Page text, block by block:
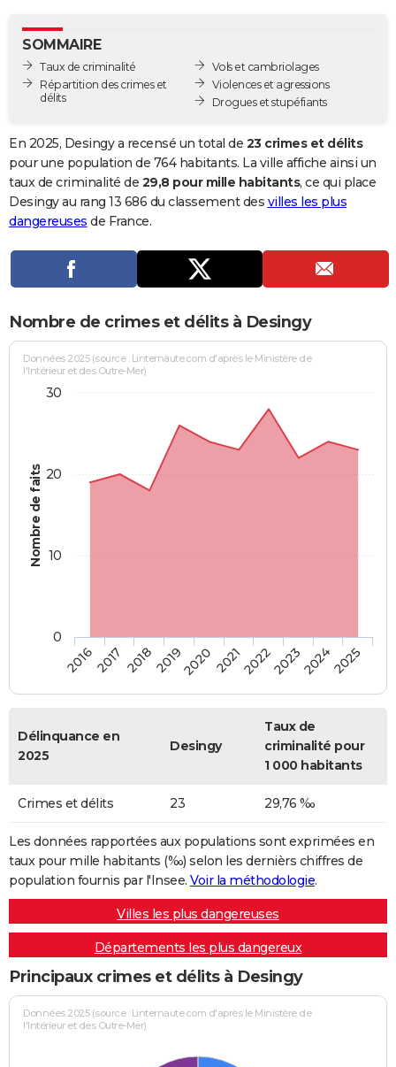
GUIDES D'ACHAT
BONS PLANS
Carte de Noël
Carte Bonne année
Carte Saint-Valentin
Carte Pâques
Carte d'anniversaire
DICTIONNAIRE
Dictionnaire
Biographies
Citations
Expressions
Proverbes
PROGRAMME TV
Se connecter
Entreprises
Service militaire
Avis de recherche
AVIS DE DÉCÈS
Bricolage
Lifestyle
Culture
Sport
Auto
Television
Voyage
Cinema
SOMMAIRE
Taux de criminalité
Répartition des crimes et
délits
Vols et cambriolages
Violences et agressions
Drogues et stupéfiants
En 2025, Desingy a recensé un total de 23 crimes et délits
pour une population de 764 habitants. La ville affiche ainsi un
taux de criminalité de 29,8 pour mille habitants, ce qui place
Desingy au rang 13 686 du classement des villes les plus
dangereuses de France.
Nombre de crimes et délits à Desingy
Nombre de faits
Données 2025 (source : Linternaute.com d'après le Ministère de
l'Intérieur et des Outre-Mer)
20162017 20182019202020212022202320242025
0
10
20
30
Délinquance en
2025
Desingy
Taux de
criminalité pour
1 000 habitants
Crimes et délits 23 29,76 ‰
Les données rapportées aux populations sont exprimées en
taux pour mille habitants (‰) selon les dernièrs chiffres de
population fournis par l'Insee. Voir la méthodologie.
Villes les plus dangereuses
Départements les plus dangereux
Principaux crimes et délits à Desingy
Données 2025 (source : Linternaute.com d'après le Ministère de
l'Intérieur et des Outre-Mer)